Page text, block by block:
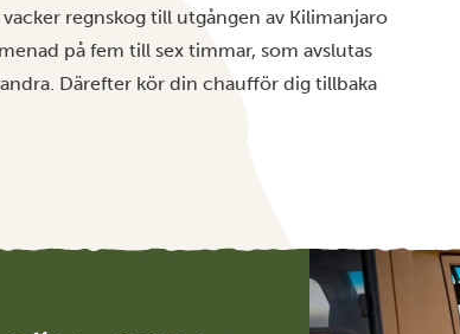
regnskog till utgången av Kilimanjaro
på fem till sex timmar, som avslutas
Därefter kör din chaufför dig tillbaka